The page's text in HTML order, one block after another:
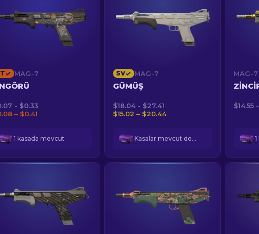
MAG-7
- $0.33
– $0.41
1 kasada mevcut
SV MAG-7
GÜMÜŞ
$18.04 - $27.41
$15.02 – $20.44
Kasalar mevcut değil
MAG-7
$14.55